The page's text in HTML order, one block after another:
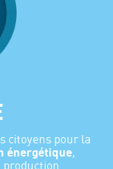
citoyens pour la
énergétique,
production.